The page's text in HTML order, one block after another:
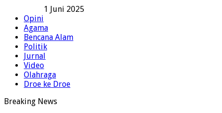
1 Juni 2025
Opini
Agama
Bencana Alam
Politik
Jurnal
Video
Olahraga
Droe ke Droe
Breaking News